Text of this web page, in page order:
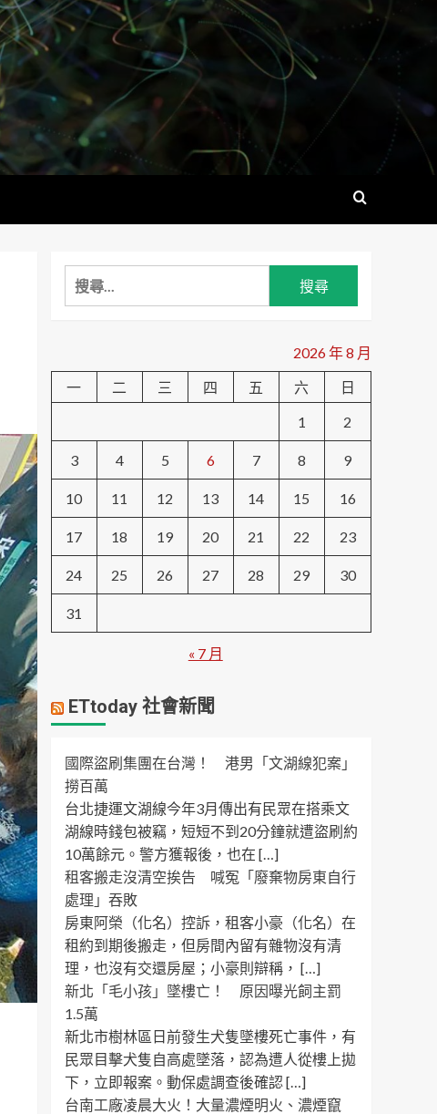
搜
尋
字:
2026 年 8 月
一
二 三 四 五 六
日
1
2
3 4 5 6 7 8 9
10 11 12 13 14 15 16
17 18 19 20 21 22 23
24 25 26 27 28 29 30
31
« 7 月
ETtoday 社會新聞
國際盜刷集團在台灣！ 港男「文湖線犯案」
撈百萬
台北捷運文湖線今年3月傳出有民眾在搭乘文
湖線時錢包被竊，短短不到20分鐘就遭盜刷約
10萬餘元。警方獲報後，也在 […]
租客搬走沒清空挨告 喊冤「廢棄物房東自行
處理」吞敗
房東阿榮（化名）控訴，租客小豪（化名）在
租約到期後搬走，但房間內留有雜物沒有清
理，也沒有交還房屋；小豪則辯稱， […]
新北「毛小孩」墜樓亡！ 原因曝光飼主罰
1.5萬
新北市樹林區日前發生犬隻墜樓死亡事件，有
民眾目擊犬隻自高處墜落，認為遭人從樓上拋
下，立即報案。動保處調查後確認 […]
台南工廠凌晨大火！大量濃煙明火、濃煙竄